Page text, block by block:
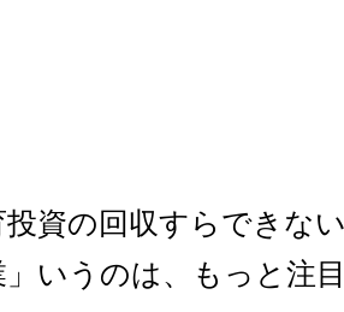
資の回収すらできな
いうのは、もっと注